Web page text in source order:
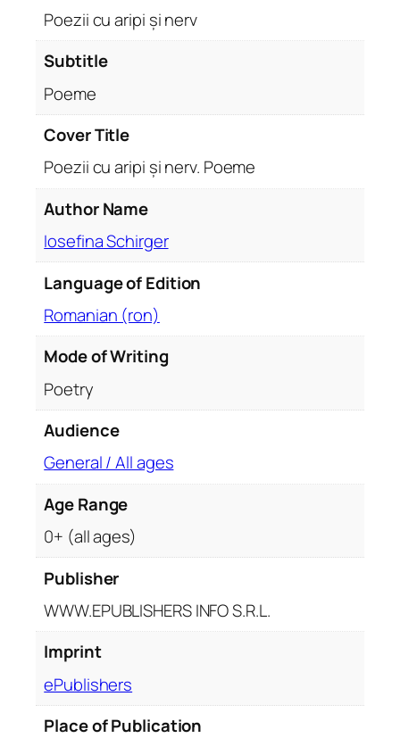
u
i
r
m
e
Poezii cu aripi și nerv
Subtitle
Poeme
Cover Title
Poezii cu aripi și nerv. Poeme
Author Name
Iosefina Schirger
Language of Edition
Romanian (ron)
Mode of Writing
Poetry
Audience
General / All ages
Age Range
0+ (all ages)
Publisher
WWW.EPUBLISHERS INFO S.R.L.
Imprint
ePublishers
Place of Publication